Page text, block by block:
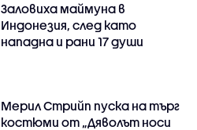
Заловиха маймуна в
Индонезия, след като
нападна и рани 17 души
Мерил Стрийп пуска на търг
костюми от „Дяволът носи